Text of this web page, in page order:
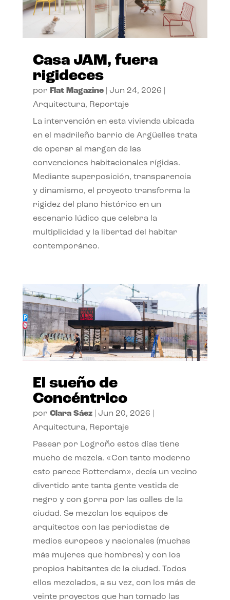
Casa JAM, fuera
rigideces
por Flat Magazine| Jun 24, 2026
Arquitectura, Reportaje
La intervención en esta vivienda ubicada
en el madrileño barrio de Argüelles trata
de operar al margen de las
convenciones habitacionales rígidas.
Mediante superposición, transparencia
y dinamismo, el proyecto transforma la
rigidez del plano histórico en un
escenario lúdico que celebra la
multiplicidad y la libertad del habitar
contemporáneo.
El sueño de
Concéntrico
por Clara Sáez| Jun 20, 2026
Arquitectura, Reportaje
Pasear por Logroño estos días tiene
mucho de mezcla. «Con tanto moderno
esto parece Rotterdam», decía un vecino
divertido ante tanta gente vestida de
negro y con gorra por las calles de la
ciudad. Se mezclan los equipos de
arquitectos con las periodistas de
medios europeos y nacionales (muchas
más mujeres que hombres) y con los
propios habitantes de la ciudad. Todos
ellos mezclados, a su vez, con los más de
veinte proyectos que han tomado las